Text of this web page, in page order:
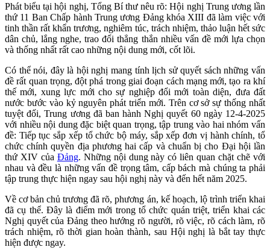
Phát biểu tại hội nghị, Tổng Bí thư nêu rõ: Hội nghị Trung ương lần
thứ 11 Ban Chấp hành Trung ương Đảng khóa XIII đã làm việc với
tinh thần rất khẩn trương, nghiêm túc, trách nhiệm, thảo luận hết sức
dân chủ, lắng nghe, trao đổi thẳng thắn nhiều vấn đề mới lựa chọn
và thống nhất rất cao những nội dung mới, cốt lõi.
Có thể nói, đây là hội nghị mang tính lịch sử quyết sách những vấn
đề rất quan trọng, đột phá trong giai đoạn cách mạng mới, tạo ra khí
thế mới, xung lực mới cho sự nghiệp đổi mới toàn diện, đưa đất
nước bước vào kỷ nguyên phát triển mới. Trên cơ sở sự thống nhất
tuyệt đối, Trung ương đã ban hành Nghị quyết 60 ngày 12-4-2025
với nhiều nội dung đặc biệt quan trọng, tập trung vào hai nhóm vấn
đề: Tiếp tục sắp xếp tổ chức bộ máy, sắp xếp đơn vị hành chính, tổ
chức chính quyền địa phương hai cấp và chuẩn bị cho Đại hội lần
thứ XIV của Đảng. Những nội dung này có liên quan chặt chẽ với
nhau và đều là những vấn đề trọng tâm, cấp bách mà chúng ta phải
tập trung thực hiện ngay sau hội nghị này và đến hết năm 2025.
Về cơ bản chủ trương đã rõ, phương án, kế hoạch, lộ trình triển khai
đã cụ thể. Đây là điểm mới trong tổ chức quán triệt, triển khai các
Nghị quyết của Đảng theo hướng rõ người, rõ việc, rõ cách làm, rõ
trách nhiệm, rõ thời gian hoàn thành, sau Hội nghị là bắt tay thực
hiện được ngay.